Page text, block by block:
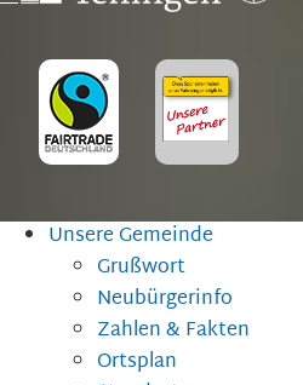
Unsere Gemeinde
Grußwort
Neubürgerinfo
Zahlen & Fakten
Ortsplan